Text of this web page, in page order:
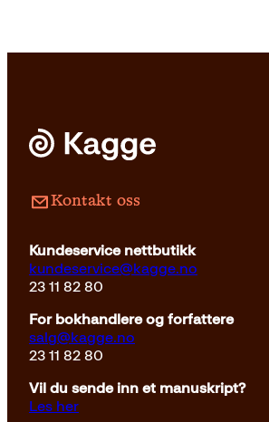
Kontakt oss
Kundeservice nettbutikk
kundeservice@kagge.no
23 11 82 80
For bokhandlere og forfattere
salg@kagge.no
23 11 82 80
Vil du sende inn et manuskript?
Les her